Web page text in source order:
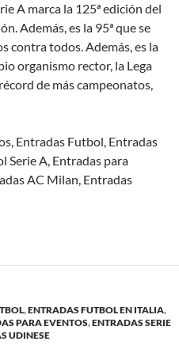
A marca la 125ª edición del
Además, es la 95ª que se
contra todos. Además, es la
organismo rector, la Lega
de más campeonatos,
Entradas Futbol, Entradas
Serie A, Entradas para
AC Milan, Entradas
,ENTRADAS FUTBOL EN ITALIA,
PARA EVENTOS,ENTRADAS SERIE
UDINESE